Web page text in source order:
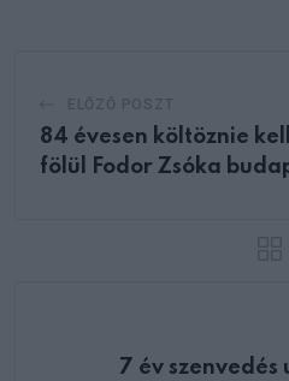
84 évesen költöznie
fölül Fodor Zsóka
7 év szenvedés